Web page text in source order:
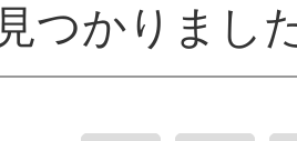
見つかりまし